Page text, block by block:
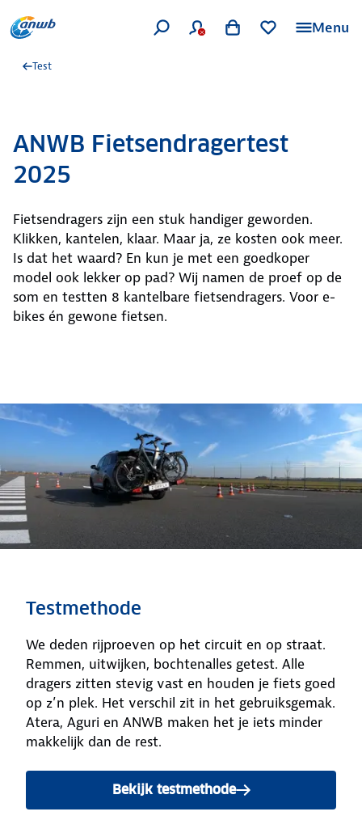
Menu
Test
ANWB Fietsendragertest
2025
Fietsendragers zijn een stuk handiger geworden.
Klikken, kantelen, klaar. Maar ja, ze kosten ook meer.
Is dat het waard? En kun je met een goedkoper
model ook lekker op pad? Wij namen de proef op de
som en testten 8 kantelbare fietsendragers. Voor e-
bikes én gewone fietsen.
Testmethode
We deden rijproeven op het circuit en op straat.
Remmen, uitwijken, bochtenalles getest. Alle
dragers zitten stevig vast en houden je fiets goed
op z’n plek. Het verschil zit in het gebruiksgemak.
Atera, Aguri en ANWB maken het je iets minder
makkelijk dan de rest.
Bekijk testmethode